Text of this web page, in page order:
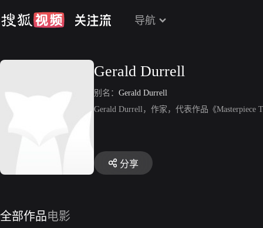
导航
Gerald Durrell
别名： Gerald Durrell
Gerald Durrell，作家，代表作品《Masterpiece
分享
全部作品电影